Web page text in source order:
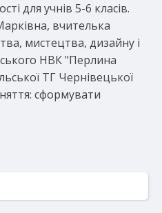
для учнів 5-6 класів.
вчителька
мистецтва, дизайну і
НВК "Перлина
ТГ Чернівецької
сформувати